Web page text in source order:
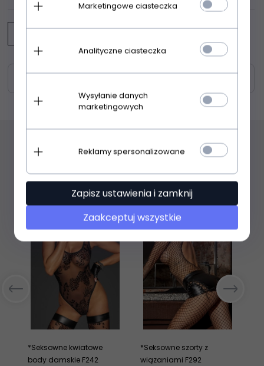
Polecamy
PROMOCJA
*Seksowne kwiatowe
body damskie F242
PROMOCJA
*Seksowne szorty z
wiązaniami F292
Marketingowe ciasteczka
Analityczne ciasteczka
Wysyłanie danych
marketingowych
Reklamy spersonalizowane
Zapisz ustawienia i zamknij
Zaakceptuj wszystkie